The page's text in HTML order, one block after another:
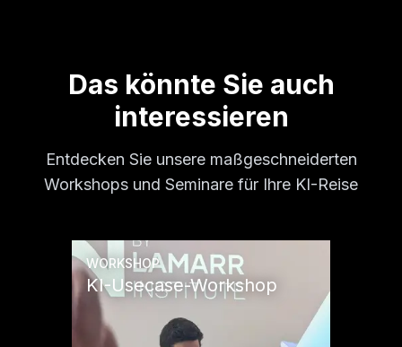
Das könnte Sie auch
interessieren
Entdecken Sie unsere maßgeschneiderten
Workshops und Seminare für Ihre KI-Reise
WORKSHOP
KI-Usecase-Workshop